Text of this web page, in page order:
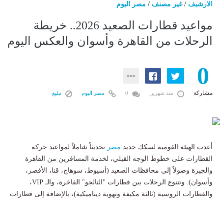
الارشيف /غير مصنف / مصر اليوم
مواعيد قطارات الصعيد 2026.. خريطة
الرحلات من القاهرة وأسوان والعكس اليوم
0
مشاركة منذ شهرين مصر اليوم تبليغ
أعدت الهيئة القومية لسكك حديد مصر تحديثاً شاملاً لمواعيد حركة
القطارات على خطوط الوجه القبلي، لخدمة المسافرين من القاهرة
والجيزة وصولاً إلى محافظات الصعيد (أسيوط، سوهاج، قنا، الأقصر،
وأسوان). وتتنوع الرحلات بين قطارات "التالجو" الفاخرة، والـ VIP،
والقطارات الروسية (ثالثة مكيفة وتهوية ديناميكية)، بالإضافة إلى قطارات